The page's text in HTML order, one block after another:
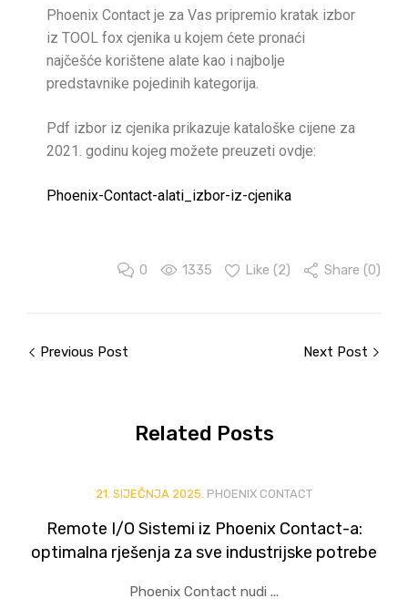
Phoenix Contact je za Vas pripremio kratak izbor
iz TOOL fox cjenika u kojem ćete pronaći
najčešće korištene alate kao i najbolje
predstavnike pojedinih kategorija.
Pdf izbor iz cjenika prikazuje kataloške cijene za
2021. godinu kojeg možete preuzeti ovdje:
Phoenix-Contact-alati_izbor-iz-cjenika
0 1335 Like (2) Share (0)
Previous Post Next Post
Related Posts
21. SIJEČNJA 2025. PHOENIX CONTACT
Remote I/O Sistemi iz Phoenix Contact-a:
optimalna rješenja za sve industrijske potrebe
Phoenix Contact nudi ...